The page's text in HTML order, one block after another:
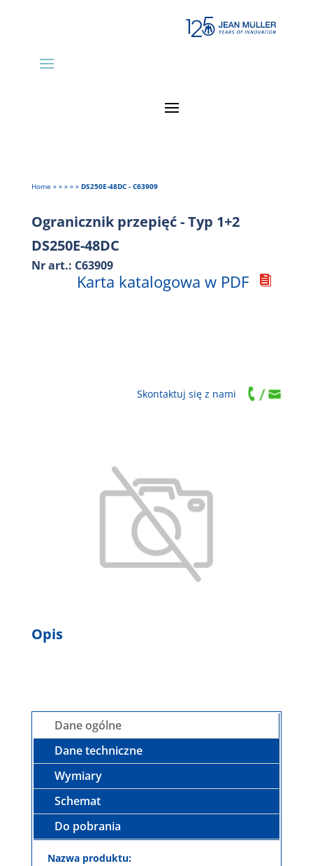
Home » » » » » DS250E-48DC - C63909
Ogranicznik przepięć - Typ 1+2
DS250E-48DC
Nr art.: C63909

Karta katalogowa w PDF
Skontaktuj się z nami
Opis
Dane ogólne
Dane techniczne
Wymiary
Schemat
Do pobrania
Nazwa produktu: